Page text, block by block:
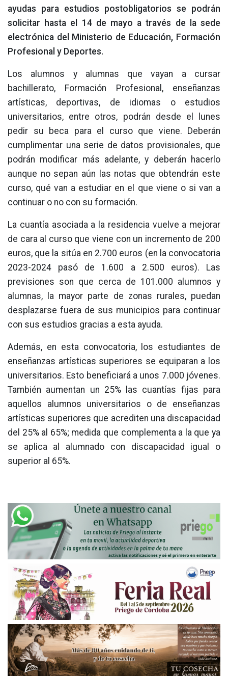
ayudas para estudios postobligatorios se podrán
solicitar hasta el 14 de mayo a través de la sede
electrónica del Ministerio de Educación, Formación
Profesional y Deportes.
Los alumnos y alumnas que vayan a cursar
bachillerato, Formación Profesional, enseñanzas
artísticas, deportivas, de idiomas o estudios
universitarios, entre otros, podrán desde el lunes
pedir su beca para el curso que viene. Deberán
cumplimentar una serie de datos provisionales, que
podrán modificar más adelante, y deberán hacerlo
aunque no sepan aún las notas que obtendrán este
curso, qué van a estudiar en el que viene o si van a
continuar o no con su formación.
La cuantía asociada a la residencia vuelve a mejorar
de cara al curso que viene con un incremento de 200
euros, que la sitúa en 2.700 euros (en la convocatoria
2023-2024 pasó de 1.600 a 2.500 euros). Las
previsiones son que cerca de 101.000 alumnos y
alumnas, la mayor parte de zonas rurales, puedan
desplazarse fuera de sus municipios para continuar
con sus estudios gracias a esta ayuda.
Además, en esta convocatoria, los estudiantes de
enseñanzas artísticas superiores se equiparan a los
universitarios. Esto beneficiará a unos 7.000 jóvenes.
También aumentan un 25% las cuantías fijas para
aquellos alumnos universitarios o de enseñanzas
artísticas superiores que acrediten una discapacidad
del 25% al 65%; medida que complementa a la que ya
se aplica al alumnado con discapacidad igual o
superior al 65%.